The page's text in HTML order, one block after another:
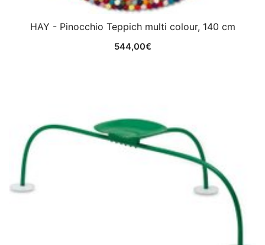
HAY - Pinocchio Teppich multi colour, 140 cm
544,00€